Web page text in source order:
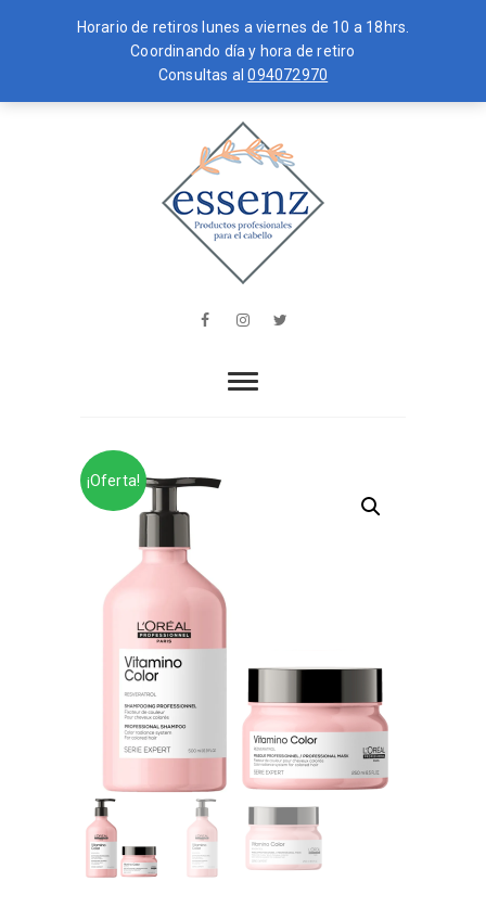
Horario de retiros lunes a viernes de 10 a 18hrs.
Coordinando día y hora de retiro
Consultas al094072970
to
essenz
EL CABELLO
FacebookInstagram
¡Oferta!